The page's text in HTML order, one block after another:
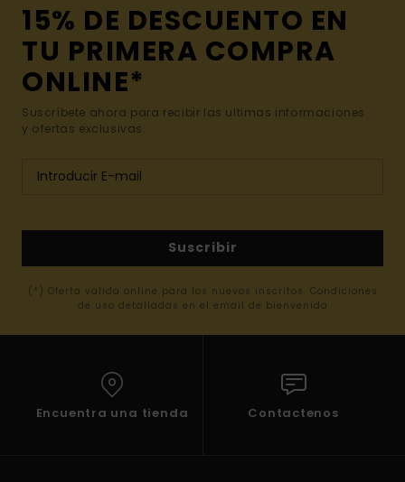
15% DE DESCUENTO EN
TU PRIMERA COMPRA
ONLINE*
Suscríbete ahora para recibir las ultimas informaciones
y ofertas exclusivas.
Suscribir
(*) Oferta valida online para los nuevos inscritos. Condiciones
de uso detalladas en el email de bienvenida
Encuentra una tienda Contactenos